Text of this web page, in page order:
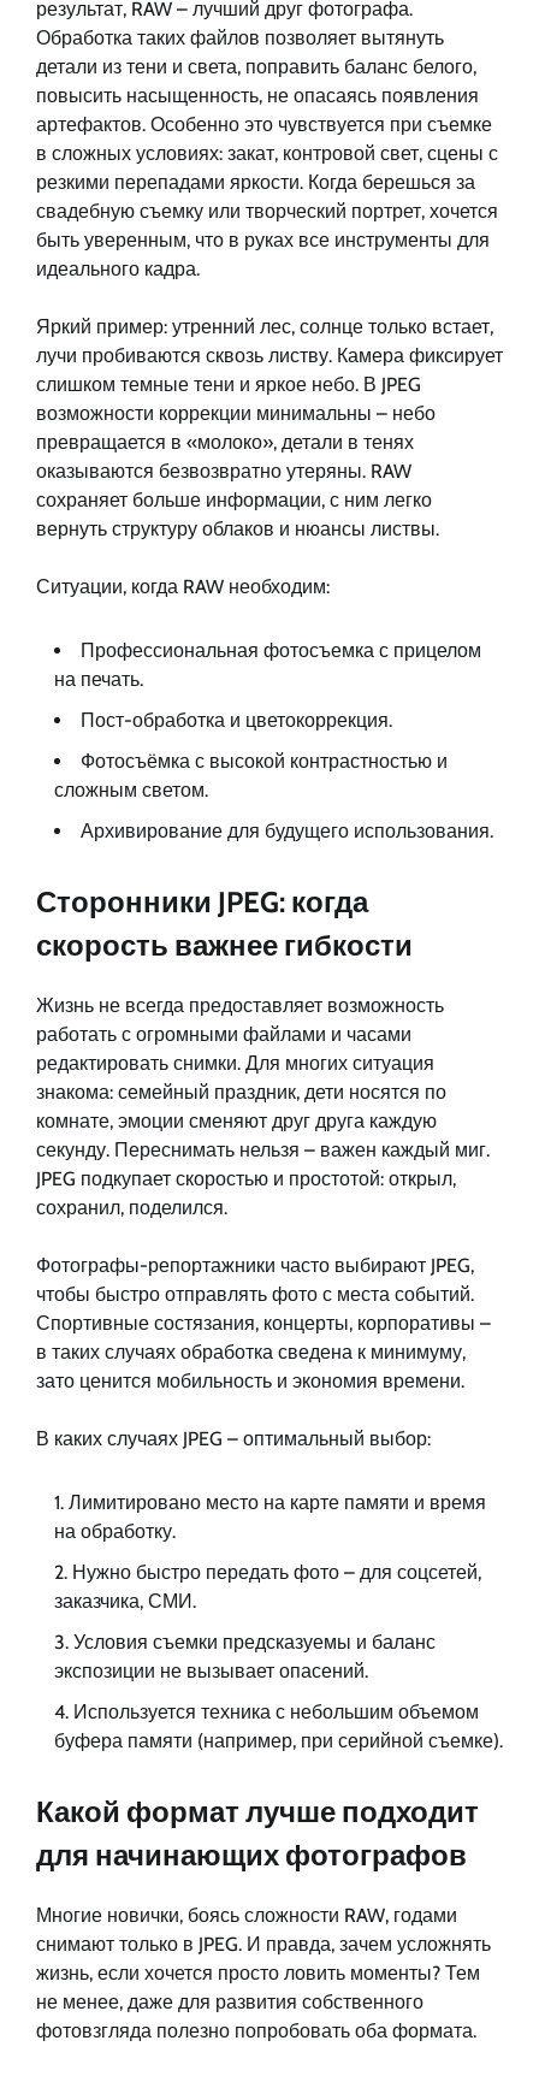
результат, RAW – лучший друг фотографа.
Обработка таких файлов позволяет вытянуть
детали из тени и света, поправить баланс белого,
повысить насыщенность, не опасаясь появления
артефактов. Особенно это чувствуется при съемке
в сложных условиях: закат, контровой свет, сцены с
резкими перепадами яркости. Когда берешься за
свадебную съемку или творческий портрет, хочется
быть уверенным, что в руках все инструменты для
идеального кадра.
Яркий пример: утренний лес, солнце только встает,
лучи пробиваются сквозь листву. Камера фиксирует
слишком темные тени и яркое небо. В JPEG
возможности коррекции минимальны – небо
превращается в «молоко», детали в тенях
оказываются безвозвратно утеряны. RAW
сохраняет больше информации, с ним легко
вернуть структуру облаков и нюансы листвы.
Ситуации, когда RAW необходим:
Профессиональная фотосъемка с прицелом
на печать.
Пост-обработка и цветокоррекция.
Фотосъёмка с высокой контрастностью и
сложным светом.
Архивирование для будущего использования.
Сторонники JPEG: когда
скорость важнее гибкости
Жизнь не всегда предоставляет возможность
работать с огромными файлами и часами
редактировать снимки. Для многих ситуация
знакома: семейный праздник, дети носятся по
комнате, эмоции сменяют друг друга каждую
секунду. Переснимать нельзя – важен каждый миг.
JPEG подкупает скоростью и простотой: открыл,
сохранил, поделился.
Фотографы-репортажники часто выбирают JPEG,
чтобы быстро отправлять фото с места событий.
Спортивные состязания, концерты, корпоративы –
в таких случаях обработка сведена к минимуму,
зато ценится мобильность и экономия времени.
В каких случаях JPEG – оптимальный выбор:
Лимитировано место на карте памяти и время
на обработку.
Нужно быстро передать фото – для соцсетей,
заказчика, СМИ.
Условия съемки предсказуемы и баланс
экспозиции не вызывает опасений.
Используется техника с небольшим объемом
буфера памяти (например, при серийной съемке).
Какой формат лучше подходит
для начинающих фотографов
Многие новички, боясь сложности RAW, годами
снимают только в JPEG. И правда, зачем усложнять
жизнь, если хочется просто ловить моменты? Тем
не менее, даже для развития собственного
фотовзгляда полезно попробовать оба формата.